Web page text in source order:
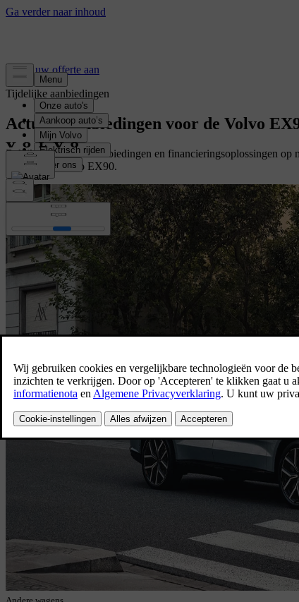
Vraag uw offerte aan
Tijdelijke aanbiedingen
Actuele aanbiedingen voor de Volvo
Bekijk de tijdelijke aanbiedingen en financieringsoplossingen op
uw nieuwe Volvo EX90.